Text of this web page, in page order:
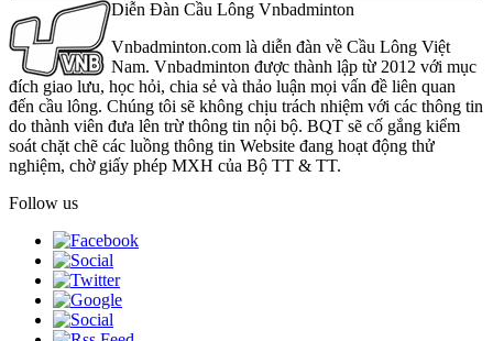
Diễn Đàn Cầu Lông Vnbadminton
Vnbadminton.com là diễn đàn về Cầu Lông Việt
Nam. Vnbadminton được thành lập từ 2012 với mục
đích giao lưu, học hỏi, chia sẻ và thảo luận mọi vấn đề liên quan
đến cầu lông. Chúng tôi sẽ không chịu trách nhiệm với các thông tin
do thành viên đưa lên trừ thông tin nội bộ. BQT sẽ cố gắng kiểm
soát chặt chẽ các luồng thông tin Website đang hoạt động thử
nghiệm, chờ giấy phép MXH của Bộ TT & TT.
Follow us